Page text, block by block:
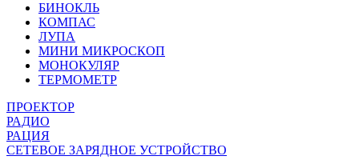
БИНОКЛЬ
КОМПАС
ЛУПА
МИНИ МИКРОСКОП
МОНОКУЛЯР
ТЕРМОМЕТР
ПРОЕКТОР
РАДИО
РАЦИЯ
СЕТЕВОЕ ЗАРЯДНОЕ УСТРОЙСТВО